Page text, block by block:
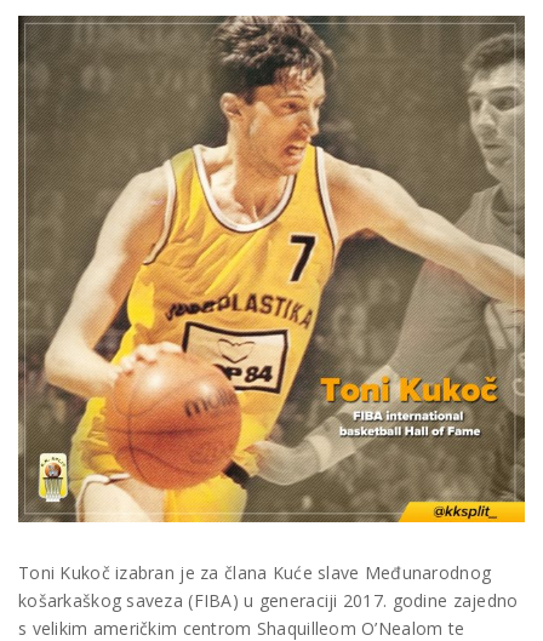
Toni Kukoč izabran je za člana Kuće slave Međunarodnog
košarkaškog saveza (FIBA) u generaciji 2017. godine zajedno
s velikim američkim centrom Shaquilleom O’Nealom te